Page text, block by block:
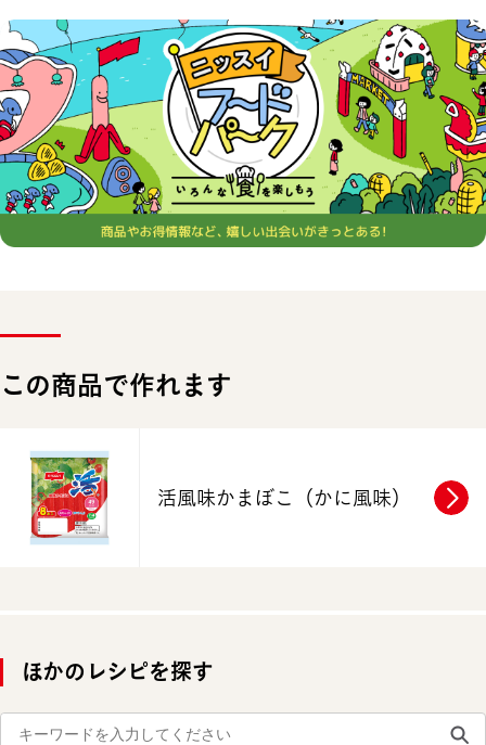
この商品で作れます
活風味かまぼこ（かに風味）
ほかのレシピを探す